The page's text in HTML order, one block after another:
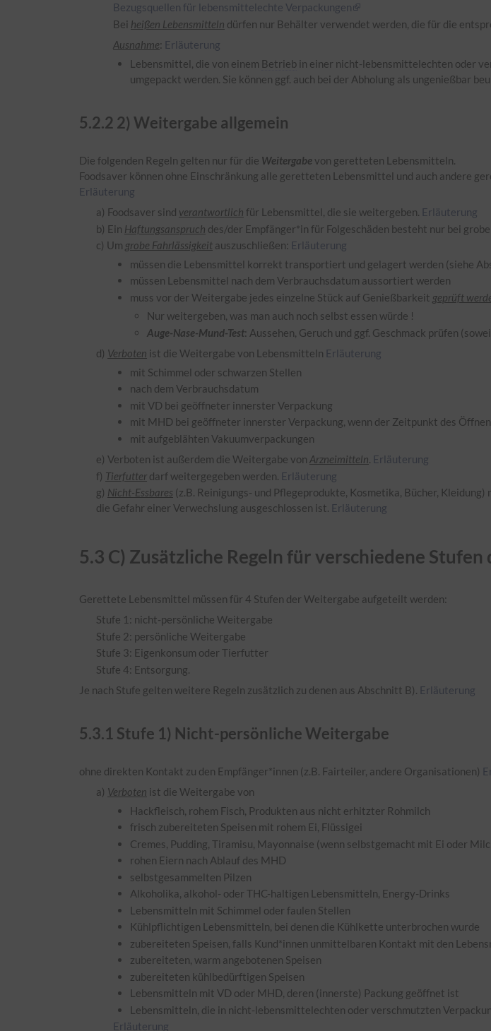
Bezugsquellen für lebensmittelechte Verpackungen
Bei heißen Lebensmitteln dürfen nur Behälter verwendet werden, die für die
Ausnahme: Erläuterung
Lebensmittel, die von einem Betrieb in einer nicht-lebensmittelechten oder
umgepackt werden. Sie können ggf. auch bei der Abholung als ungenießbar
5.2.2 2) Weitergabe allgemein
Die folgenden Regeln gelten nur für die Weitergabe von geretteten Lebensmitteln.
Foodsaver können ohne Einschränkung alle geretteten Lebensmittel und auch andere
Erläuterung
a) Foodsaver sind verantwortlich für Lebensmittel, die sie weitergeben. Erläuterung
b) Ein Haftungsanspruch des/der Empfänger*in für Folgeschäden besteht nur bei
c) Um grobe Fahrlässigkeit auszuschließen: Erläuterung
müssen die Lebensmittel korrekt transportiert und gelagert werden (siehe
müssen Lebensmittel nach dem Verbrauchsdatum aussortiert werden
muss vor der Weitergabe jedes einzelne Stück auf Genießbarkeit geprüft
Nur weitergeben, was man auch noch selbst essen würde !
Auge-Nase-Mund-Test: Aussehen, Geruch und ggf. Geschmack prüfen
d) Verboten ist die Weitergabe von Lebensmitteln Erläuterung
mit Schimmel oder schwarzen Stellen
nach dem Verbrauchsdatum
mit VD bei geöffneter innerster Verpackung
mit MHD bei geöffneter innerster Verpackung, wenn der Zeitpunkt des
mit aufgeblähten Vakuumverpackungen
e) Verboten ist außerdem die Weitergabe vonArzneimitteln. Erläuterung
f) Tierfutter darf weitergegeben werden. Erläuterung
g) Nicht-Essbares (z.B. Reinigungs- und Pflegeprodukte, Kosmetika, Bücher,
die Gefahr einer Verwechslung ausgeschlossen ist. Erläuterung
5.3 C) Zusätzliche Regeln für verschiedene
Gerettete Lebensmittel müssen für 4 Stufen der Weitergabe aufgeteilt werden:
Stufe 1: nicht-persönliche Weitergabe
Stufe 2: persönliche Weitergabe
Stufe 3: Eigenkonsum oder Tierfutter
Stufe 4: Entsorgung.
Je nach Stufe gelten weitere Regeln zusätzlich zu denen aus Abschnitt B). Erläuterung
5.3.1 Stufe 1) Nicht-persönliche Weitergabe
ohne direkten Kontakt zu den Empfänger*innen (z.B. Fairteiler, andere Organisationen)
a) Verboten ist die Weitergabe von
Hackfleisch, rohem Fisch, Produkten aus nicht erhitzter Rohmilch
frisch zubereiteten Speisen mit rohem Ei, Flüssigei
Cremes, Pudding, Tiramisu, Mayonnaise (wenn selbstgemacht mit Ei oder
rohen Eiern nach Ablauf des MHD
selbstgesammelten Pilzen
Alkoholika, alkohol- oder THC-haltigen Lebensmitteln, Energy-Drinks
Lebensmitteln mit Schimmel oder faulen Stellen
Kühlpflichtigen Lebensmitteln, bei denen die Kühlkette unterbrochen wurde
zubereiteten Speisen, falls Kund*innen unmittelbaren Kontakt mit den
zubereiteten, warm angebotenen Speisen
zubereiteten kühlbedürftigen Speisen
Lebensmitteln mit VD oder MHD, deren (innerste) Packung geöffnet ist
Lebensmitteln, die in nicht-lebensmittelechten oder verschmutzten
Erläuterung